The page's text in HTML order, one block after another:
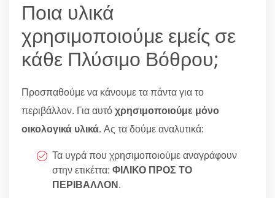
Ποια υλικά
χρησιμοποιούμε εμείς σε
κάθε Πλύσιμο Βόθρου;
Προσπαθούμε να κάνουμε τα πάντα για το
περιβάλλον. Για αυτόχρησιμοποιούμε μόνο
οικολογικά υλικά. Ας τα δούμε αναλυτικά:
Τα υγρά που χρησιμοποιούμε αναγράφουν
στην ετικέττα: ΦΙΛΙΚΟ ΠΡΟΣ ΤΟ
ΠΕΡΙΒΑΛΛΟΝ.